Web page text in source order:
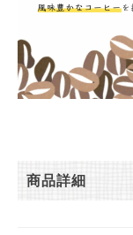
商品詳細